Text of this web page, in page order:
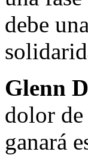
debe
Glenn
dolor de
ganará